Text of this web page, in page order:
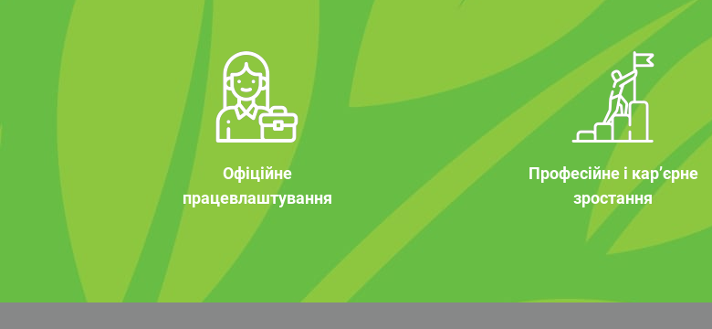
Офіційне
працевлаштування
Професійне і кар’єрне
зростання